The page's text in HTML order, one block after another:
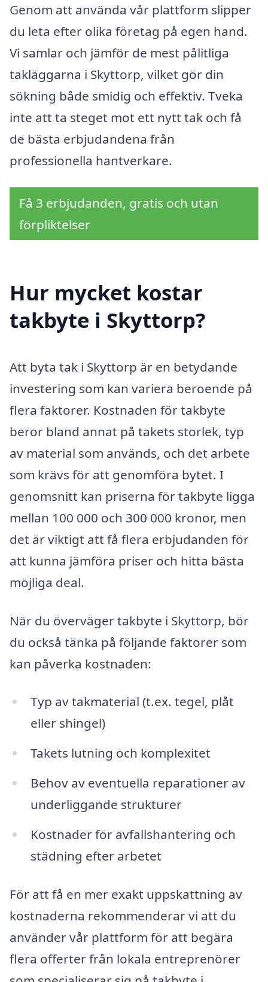
Genom att använda vår plattform slipper
du leta efter olika företag på egen hand.
Vi samlar och jämför de mest pålitliga
takläggarna i Skyttorp, vilket gör din
sökning både smidig och effektiv. Tveka
inte att ta steget mot ett nytt tak och få
de bästa erbjudandena från
professionella hantverkare.
Få 3 erbjudanden, gratis och utan
förpliktelser
Hur mycket kostar
takbyte i Skyttorp?
Att byta tak i Skyttorp är en betydande
investering som kan variera beroende på
flera faktorer. Kostnaden för takbyte
beror bland annat på takets storlek, typ
av material som används, och det arbete
som krävs för att genomföra bytet. I
genomsnitt kan priserna för takbyte ligga
mellan 100 000 och 300 000 kronor, men
det är viktigt att få flera erbjudanden för
att kunna jämföra priser och hitta bästa
möjliga deal.
När du överväger takbyte i Skyttorp, bör
du också tänka på följande faktorer som
kan påverka kostnaden:
Typ av takmaterial (t.ex. tegel, plåt
eller shingel)
Takets lutning och komplexitet
Behov av eventuella reparationer av
underliggande strukturer
Kostnader för avfallshantering och
städning efter arbetet
För att få en mer exakt uppskattning av
kostnaderna rekommenderar vi att du
använder vår plattform för att begära
flera offerter från lokala entreprenörer